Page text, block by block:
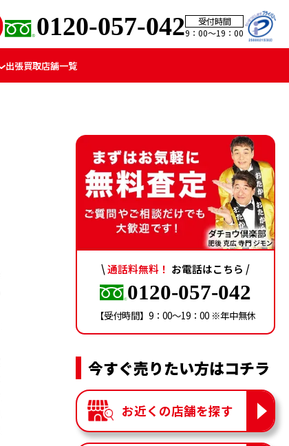
0120-057-042
受付時間
9：00〜19：00
出張買取店舗一覧
\通話料無料！ お電話はこちら /
0120-057-042
【受付時間】9：00〜19：00 ※年中無休
今すぐ売りたい方はコチラ
お近くの店舗を探す